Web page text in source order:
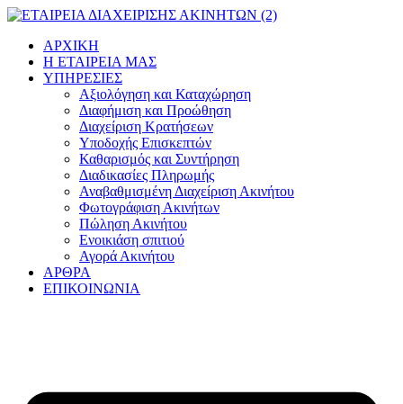
Μετάβαση
περιεχόμενο
ΑΡΧΙΚΗ
Η ΕΤΑΙΡΕΙΑ ΜΑΣ
ΥΠΗΡΕΣΙΕΣ
Αξιολόγηση και Καταχώρηση
Διαφήμιση και Προώθηση
Διαχείριση Κρατήσεων
Υποδοχής Επισκεπτών
Καθαρισμός και Συντήρηση
Διαδικασίες Πληρωμής
Αναβαθμισμένη Διαχείριση Ακινήτου
Φωτογράφιση Ακινήτων
Πώληση Ακινήτου
Ενοικιάση σπιτιού
Αγορά Ακινήτου
ΑΡΘΡΑ
ΕΠΙΚΟΙΝΩΝΙΑ